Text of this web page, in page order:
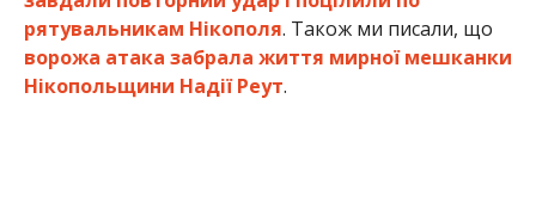
рятувальникам Нікополя. Також ми писали, що
ворожа атака забрала життя мирної мешканки
Нікопольщини Надії Реут.